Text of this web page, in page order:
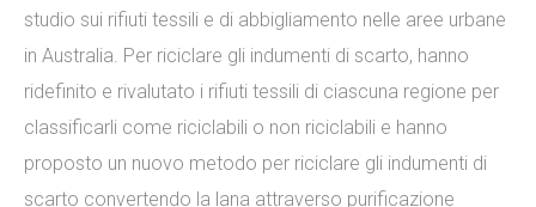
studio sui rifiuti tessili e di abbigliamento nelle aree urbane
in Australia. Per riciclare gli indumenti di scarto, hanno
ridefinito e rivalutato i rifiuti tessili di ciascuna regione per
classificarli come riciclabili o non riciclabili e hanno
proposto un nuovo metodo per riciclare gli indumenti di
scarto convertendo la lana attraverso purificazione